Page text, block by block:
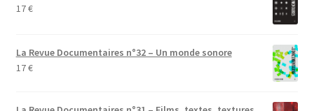
17€
La Revue Documentaires n°32 – Un monde sonore
17€